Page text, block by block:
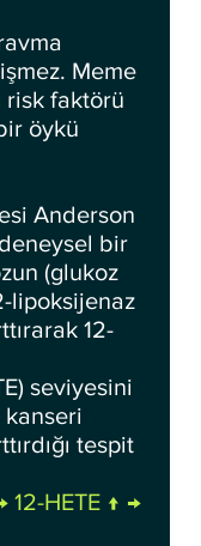
Meme
risk faktörü
öykü
Anderson
bir
(glukoz
lipoksijenaz
12-
seviyesini
tespit
12-HETE ↑ →